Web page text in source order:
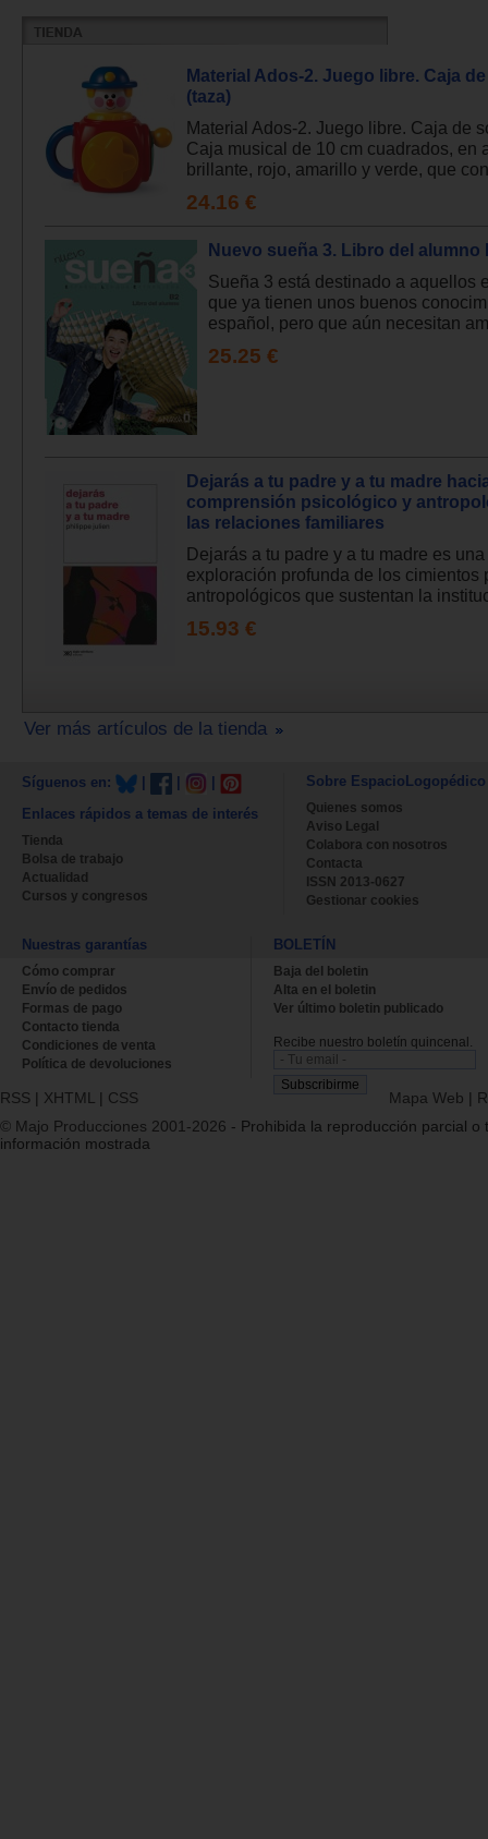
Material Ados-2. Juego libre. Caja
(taza)
Material Ados-2. Juego libre. Caja de
Caja musical de 10 cm cuadrados, en
brillante, rojo, amarillo y verde, que
24.16 €
Nuevo sueña 3. Libro del alumno
Sueña 3 está destinado a aquellos
que ya tienen unos buenos
español, pero que aún necesitan
25.25 €
Dejarás a tu padre y a tu madre
comprensión psicológico y
las relaciones familiares
Dejarás a tu padre y a tu madre es una
exploración profunda de los cimientos
antropológicos que sustentan la
15.93 €
Ver más artículos de la tienda
Síguenos en:
Enlaces rápidos a temas de interés
Tienda
Bolsa de trabajo
Actualidad
Cursos y congresos
Sobre EspacioLogopédico
Quienes somos
Aviso Legal
Colabora con nosotros
Contacta
ISSN 2013-0627
Gestionar cookies
Nuestras garantías
Cómo comprar
Envío de pedidos
Formas de pago
Contacto tienda
Condiciones de venta
Política de devoluciones
BOLETÍN
Baja del boletin
Alta en el boletin
Ver último boletin publicado
Recibe nuestro boletín quincenal.
RSS | XHTML | CSS Mapa Web |
© Majo Producciones 2001-2026 - Prohibida la reproducción parcial o
información mostrada